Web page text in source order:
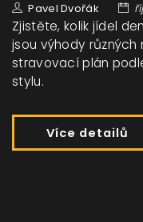
Pavel Dvořák
Zjistěte, kolik jídel
jsou výhody
stravovací plán
stylu.
Více detailů